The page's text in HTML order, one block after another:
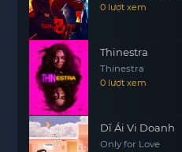
0 lượt xem
Thinestra
Thinestra
0 lượt xem
Dĩ Ái Vi Doanh
Only for Love